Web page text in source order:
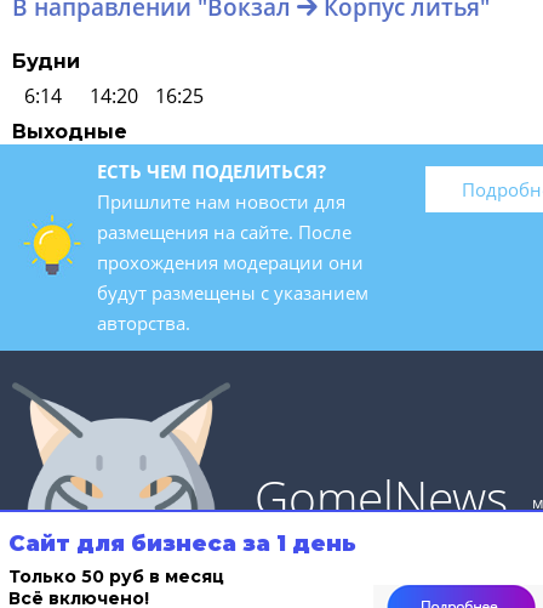
Сайт для бизнеса за 1 день
Только 50 руб в месяц
Всё включено!
В направлении "Вокзал Корпус литья"
Будни
6:14 14:20 16:25
Выходные
ЕСТЬ ЧЕМ ПОДЕЛИТЬСЯ?
Пришлите нам новости для
размещения на сайте. После
прохождения модерации они
будут размещены с указанием
авторства.
GomelNews